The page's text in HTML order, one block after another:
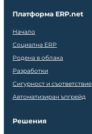
Платформа ERP.net
Начало
Социална ERP
Родена в облака
Разработки
Сигурност и съответствие
Автоматизиран ъпгрейд
Решения